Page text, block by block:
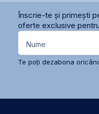
Înscrie-te și primești
oferte exclusive
Nume
Te poți dezabona